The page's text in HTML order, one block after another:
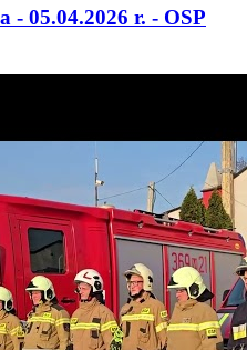
- 05.04.2026 r. - OSP